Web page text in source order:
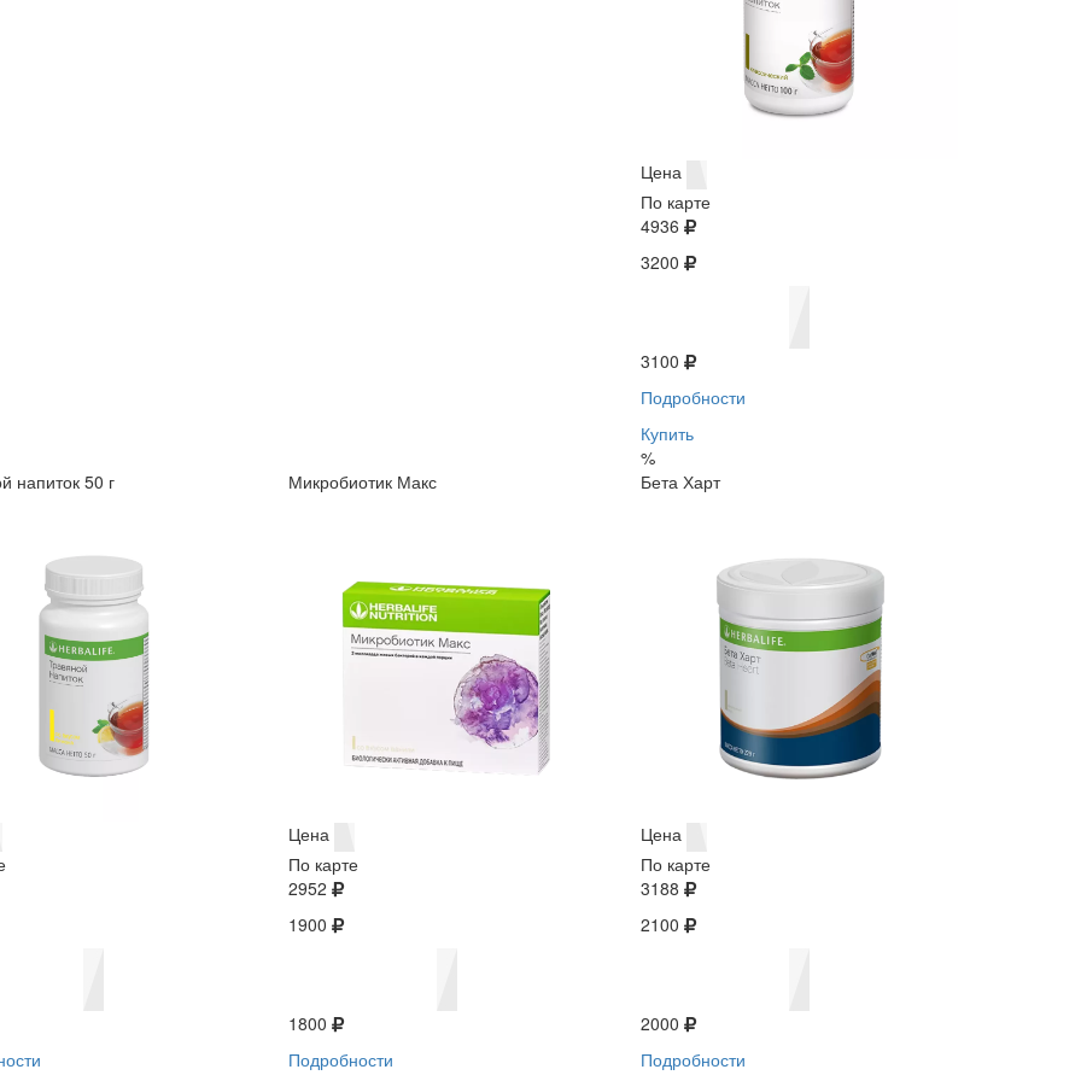
Цена
По карте
4936
3200
3100
Подробности
Купить
%
напиток 50 г
Микробиотик Макс
Цена
По карте
2952
1900
1800
Подробности
Бета Харт
Цена
По карте
3188
2100
2000
Подробности